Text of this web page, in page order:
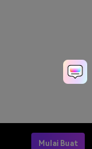
Mulai Buat